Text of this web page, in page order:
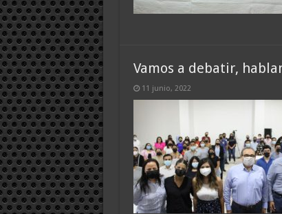
Vamos a debatir,
11 junio, 2022